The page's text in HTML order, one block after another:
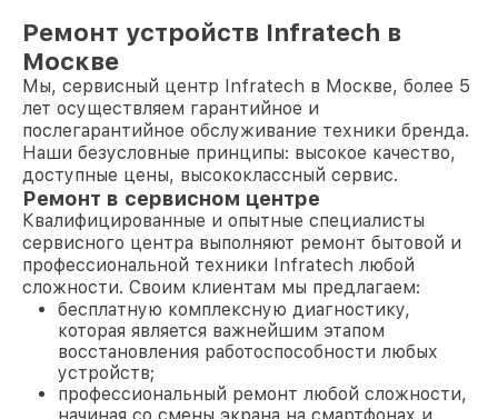
Ремонт устройств Infratech в
Москве
Мы, сервисный центр Infratech в Москве, более 5
лет осуществляем гарантийное и
послегарантийное обслуживание техники бренда.
Наши безусловные принципы: высокое качество,
доступные цены, высококлассный сервис.
Ремонт в сервисном центре
Квалифицированные и опытные специалисты
сервисного центра выполняют ремонт бытовой и
профессиональной техники Infratech любой
сложности. Своим клиентам мы предлагаем:
бесплатную комплексную диагностику,
которая является важнейшим этапом
восстановления работоспособности любых
устройств;
профессиональный ремонт любой сложности,